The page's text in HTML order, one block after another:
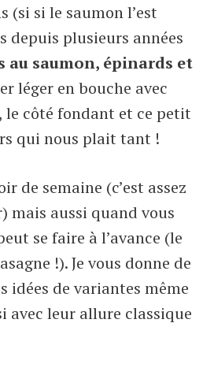
(si si le saumon l’est
depuis plusieurs années
au saumon, épinards et
léger en bouche avec
le côté fondant et ce petit
qui nous plait tant !
de semaine (c’est assez
mais aussi quand vous
se faire à l’avance (le
!). Je vous donne de
idées de variantes même
avec leur allure classique